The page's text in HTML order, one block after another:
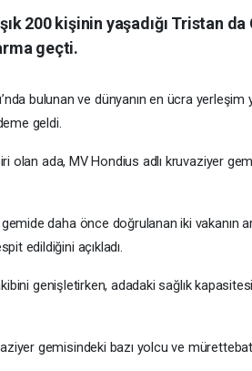
200 kişinin yaşadığı Tristan da
geçti.
bulunan ve dünyanın en ücra
geldi.
olan ada, MV Hondius adlı kruvaziyer
daha önce doğrulanan iki vakanın
edildiğini açıkladı.
genişletirken, adadaki sağlık
gemisindeki bazı yolcu ve